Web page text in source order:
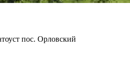
пос. Орловский